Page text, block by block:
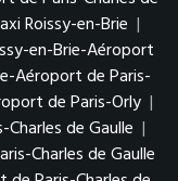
Roissy-en-Brie |
en-Brie-Aéroport
Aéroport de Paris-
de Paris-Orly |
de Gaulle |
Charles de Gaulle